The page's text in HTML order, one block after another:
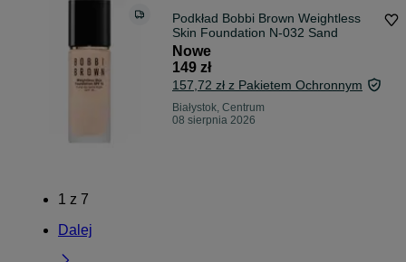
Podkład Bobbi Brown Weightless
Skin Foundation N-032 Sand
Nowe
149 zł
157,72 zł z Pakietem Ochronnym
Białystok, Centrum
08 sierpnia 2026
1 z 7
Dalej